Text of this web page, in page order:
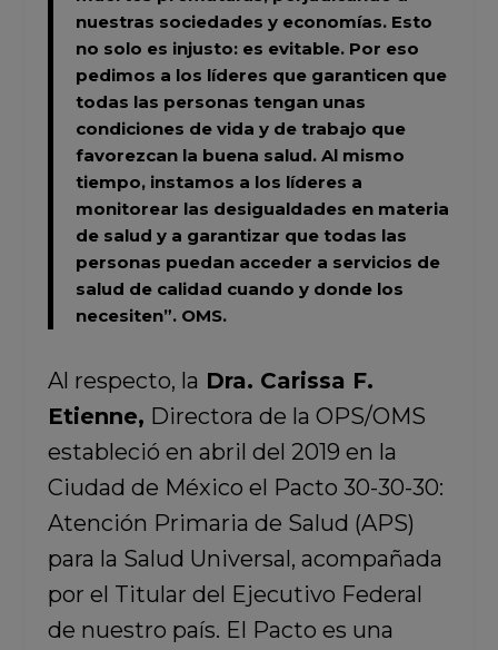
nuestras sociedades y economías. Esto
no solo es injusto: es evitable. Por eso
pedimos a los líderes que garanticen que
todas las personas tengan unas
condiciones de vida y de trabajo que
favorezcan la buena salud. Al mismo
tiempo, instamos a los líderes a
monitorear las desigualdades en materia
de salud y a garantizar que todas las
personas puedan acceder a servicios de
salud de calidad cuando y donde los
necesiten”. OMS.
Al respecto, la Dra. Carissa F.
Etienne, Directora de la OPS/OMS
estableció en abril del 2019 en la
Ciudad de México el Pacto 30-30-30:
Atención Primaria de Salud (APS)
para la Salud Universal, acompañada
por el Titular del Ejecutivo Federal
de nuestro país. El Pacto es una